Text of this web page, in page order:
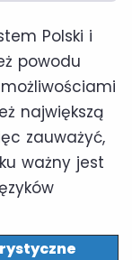
Polski i
powodu
największą
zauważyć,
ważny jest